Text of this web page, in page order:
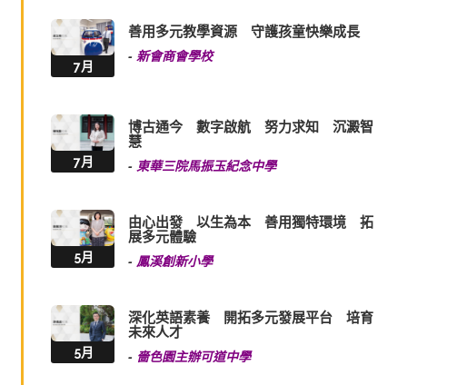
7月
善用多元教學資源 守護孩童快樂成長
-新會商會學校
7月
博古通今 數字啟航 努力求知 沉澱智
慧
-東華三院馬振玉紀念中學
5月
由心出發 以生為本 善用獨特環境 拓
展多元體驗
-鳳溪創新小學
5月
深化英語素養 開拓多元發展平台 培育
未來人才
- 嗇色園主辦可道中學